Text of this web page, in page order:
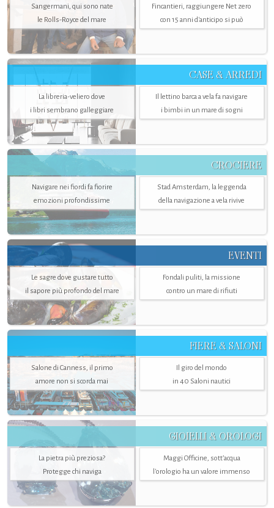
Sangermani, qui sono nate
le Rolls-Royce del mare
Fincantieri, raggiungere Net zero
con 15 anni d'anticipo si può
CASE & ARREDI
La libreria-veliero dove
i libri sembrano galleggiare
Il lettino barca a vela fa navigare
i bimbi in un mare di sogni
CROCIERE
Navigare nei fiordi fa fiorire
emozioni profondissime
Stad Amsterdam, la leggenda
della navigazione a vela rivive
EVENTI
Le sagre dove gustare tutto
il sapore più profondo del mare
Fondali puliti, la missione
contro un mare di rifiuti
FIERE & SALONI
Salone di Canness, il primo
amore non si scorda mai
Il giro del mondo
in 40 Saloni nautici
GIOIELLI & OROLOGI
La pietra più preziosa?
Protegge chi naviga
Maggi Officine, sott’acqua
l'orologio ha un valore immenso